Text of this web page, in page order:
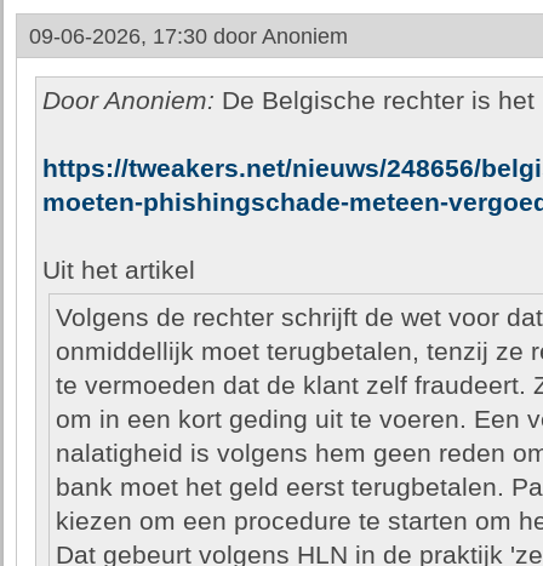
09-06-2026, 17:30 door Anoniem
Door Anoniem: De Belgische rechter is
https://tweakers.net/nieuws/248656/
moeten-phishingschade-meteen-
Uit het artikel
Volgens de rechter schrijft de wet voor
onmiddellijk moet terugbetalen, tenzij ze
te vermoeden dat de klant zelf fraudeert.
om in een kort geding uit te voeren. Een
nalatigheid is volgens hem geen reden
bank moet het geld eerst terugbetalen.
kiezen om een procedure te starten om
Dat gebeurt volgens HLN in de praktijk